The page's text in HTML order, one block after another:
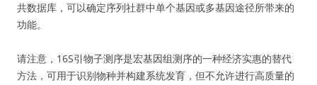
共数据库，可以确定序列社群中单个基因或多基因途径所带来的
功能。
请注意，16S引物子测序是宏基因组测序的一种经济实惠的替代
方法，可用于识别物种并构建系统发育，但不允许进行高质量的